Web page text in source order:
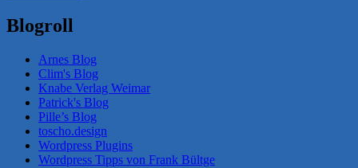
Blogroll
Arnes Blog
Clim's Blog
Knabe Verlag Weimar
Patrick's Blog
Pille’s Blog
toscho.design
Wordpress Plugins
Wordpress Tipps von Frank Bültge